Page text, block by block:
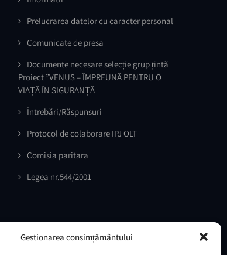
Gestionarea consimțământului
Prelucrarea datelor cu caracter personal
Comunicate de presa
Documente necesare selecție grup țintă
Proiect ”VENUS – ÎMPREUNĂ PENTRU O
VIAȚĂ ÎN SIGURANȚĂ
Întrebări/Răspunsuri
Protocol de colaborare IPJ OLT
Comisia paritara
Legea nr.544/2001